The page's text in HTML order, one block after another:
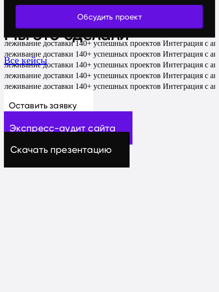
Обсудить проект
доставки 140+ успешных проектов Интеграция с
доставки 140+ успешных проектов Интеграция с
доставки 140+ успешных проектов Интеграция с
доставки 140+ успешных проектов Интеграция с
доставки 140+ успешных проектов Интеграция с
Оставить заявку
Экспресс-аудит сайта
Скачать презентацию
Мы это сделали
Все кейсы